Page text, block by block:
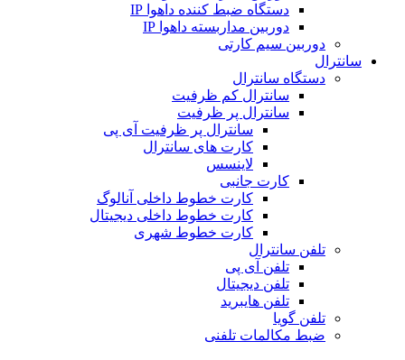
دستگاه ضبط کننده داهوا IP
دوربین مداربسته داهوا IP
دوربین سیم کارتی
سانترال
دستگاه سانترال
سانترال کم ظرفیت
سانترال پر ظرفیت
سانترال پر ظرفیت آی پی
کارت های سانترال
لاینسس
کارت جانبی
کارت خطوط داخلی آنالوگ
کارت خطوط داخلی دیجیتال
کارت خطوط شهری
تلفن سانترال
تلفن آی پی
تلفن دیجیتال
تلفن هایبرید
تلفن گویا
ضبط مکالمات تلفنی